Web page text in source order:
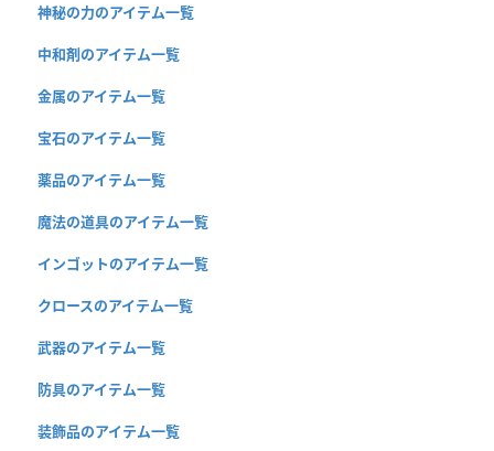
神秘の力のアイテム一覧
中和剤のアイテム一覧
金属のアイテム一覧
宝石のアイテム一覧
薬品のアイテム一覧
魔法の道具のアイテム一覧
インゴットのアイテム一覧
クロースのアイテム一覧
武器のアイテム一覧
防具のアイテム一覧
装飾品のアイテム一覧